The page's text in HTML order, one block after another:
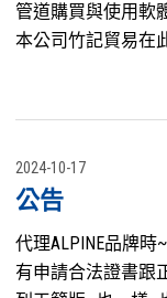
管道購買與使用軟
本公司竹記貿易在
2024-10-17
公告
代理ALPINE品牌時
有申請合法證書跟